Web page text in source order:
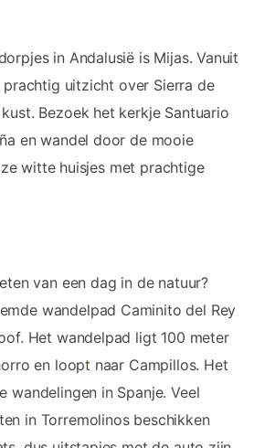
in Andalusië is Mijas. Vanuit
uitzicht over Sierra de
Bezoek het kerkje Santuario
en wandel door de mooie
witte huisjes met prachtige
van een dag in de natuur?
wandelpad Caminito del Rey
Het wandelpad ligt 100 meter
en loopt naar Campillos. Het
wandelingen in Spanje. Veel
in Torremolinos beschikken